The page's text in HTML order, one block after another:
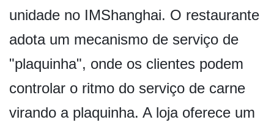
unidade no IMShanghai. O restaurante
adota um mecanismo de serviço de
"plaquinha", onde os clientes podem
controlar o ritmo do serviço de carne
virando a plaquinha. A loja oferece um